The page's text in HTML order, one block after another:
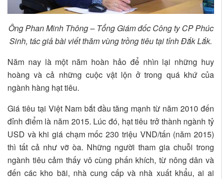
Ông Phan Minh Thông – Tổng Giám đốc Công ty CP Phúc
Sinh, tác giả bài viết thăm vùng trồng tiêu tại tỉnh Đắk Lắk.
Năm nay là một năm hoàn hảo để nhìn lại những huy
hoàng và cả những cuộc vật lộn ở trong quá khứ của
ngành hàng hạt tiêu.
Giá tiêu tại Việt Nam bắt đầu tăng mạnh từ năm 2010 đến
đỉnh điểm là năm 2015. Lúc đó, hạt tiêu trở thành ngành tỷ
USD và khi giá chạm mốc 230 triệu VND/tấn (năm 2015)
thì tất cả như vỡ òa. Những người tham gia chuỗi trong
ngành tiêu cảm thấy vô cùng phấn khích, từ nông dân và
đến các kho bãi, nhà cung cấp và nhà xuất khẩu, ai ai